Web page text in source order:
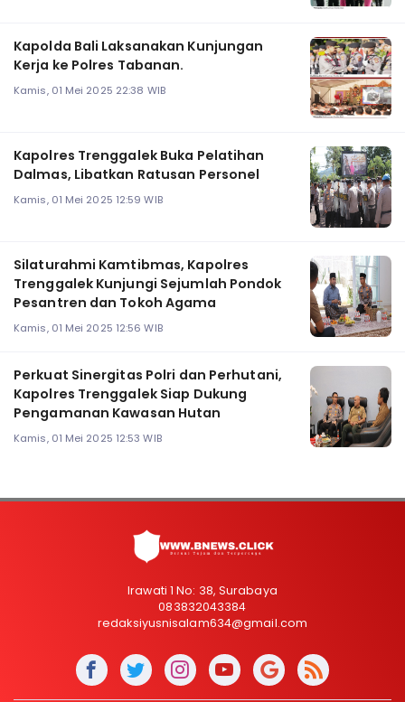
Kapolda Bali Laksanakan Kunjungan
Kerja ke Polres Tabanan.
Kamis, 01 Mei 2025 22:38 WIB
Kapolres Trenggalek Buka Pelatihan
Dalmas, Libatkan Ratusan Personel
Kamis, 01 Mei 2025 12:59 WIB
Silaturahmi Kamtibmas, Kapolres
Trenggalek Kunjungi Sejumlah Pondok
Pesantren dan Tokoh Agama
Kamis, 01 Mei 2025 12:56 WIB
Perkuat Sinergitas Polri dan Perhutani,
Kapolres Trenggalek Siap Dukung
Pengamanan Kawasan Hutan
Kamis, 01 Mei 2025 12:53 WIB
Irawati 1 No: 38, Surabaya
083832043384
redaksiyusnisalam634@gmail.com